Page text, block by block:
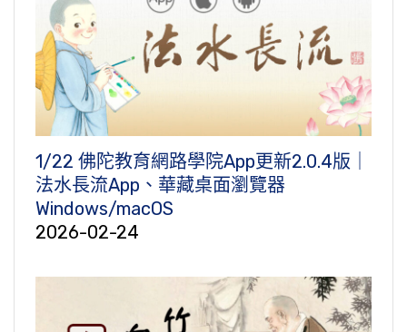
1/22 佛陀教育網路學院App更新2.0.4版｜
法水長流App、華藏桌面瀏覽器
Windows/macOS
2026-02-24